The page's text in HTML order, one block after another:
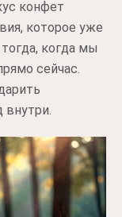
конфет
которое уже
когда мы
сейчас.
внутри.